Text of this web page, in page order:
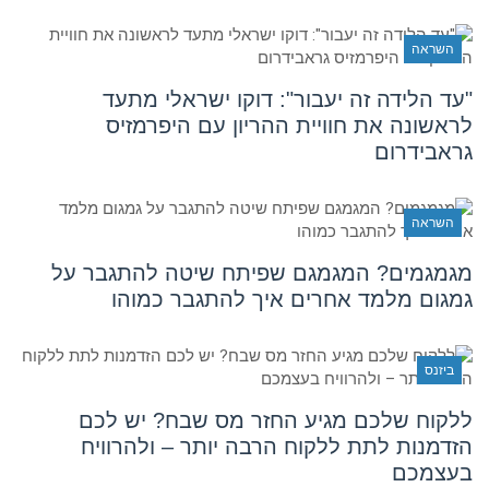
השראה
"עד הלידה זה יעבור": דוקו ישראלי מתעד
לראשונה את חוויית ההריון עם היפרמזיס
גראבידרום
השראה
מגמגמים? המגמגם שפיתח שיטה להתגבר על
גמגום מלמד אחרים איך להתגבר כמוהו
ביזנס
ללקוח שלכם מגיע החזר מס שבח? יש לכם
הזדמנות לתת ללקוח הרבה יותר – ולהרוויח
בעצמכם